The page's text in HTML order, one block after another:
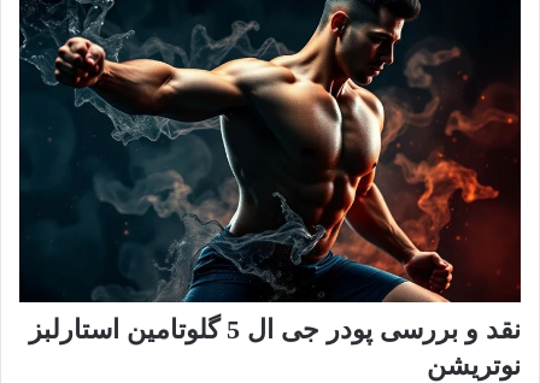
نقد و بررسی پودر جی ال 5 گلوتامین استارلبز
نوتریشن